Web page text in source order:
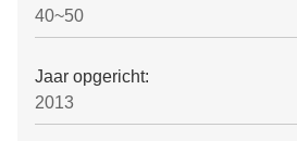
40~50
Jaar opgericht:
2013